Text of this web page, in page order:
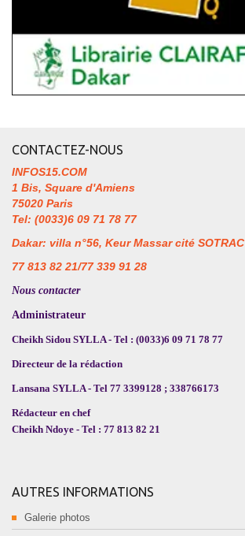
CONTACTEZ-NOUS
INFOS15.COM
1 Bis, Square d'Amiens
75020 Paris
Tel: (0033)6 09 71 78 77
Dakar: villa n°56, Keur Massar cité SOTRAC
77 813 82 21/77 339 91 28
Nous contacter
Administrateur
Cheikh Sidou SYLLA - Tel : (0033)6 09 71 78 77
Directeur de la rédaction
Lansana SYLLA - Tel 77 3399128 ; 338766173
Rédacteur en chef
Cheikh Ndoye - Tel : 77 813 82 21
AUTRES INFORMATIONS
Galerie photos